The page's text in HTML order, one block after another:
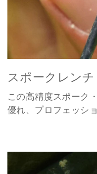
スポークレンチ
この高精度スポーク
優れ、プロフェッシ